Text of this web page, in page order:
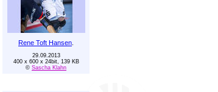
Rene Toft Hansen
29.09.2013
400 x 600 x 24bit, 139 KB
© Sascha Klahn